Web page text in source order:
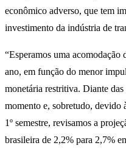
econômico adverso, que tem
investimento da indústria de
“Esperamos uma acomodação
ano, em função do menor
monetária restritiva. Diante
momento e, sobretudo, devido
1º semestre, revisamos a
brasileira de 2,2% para 2,7%